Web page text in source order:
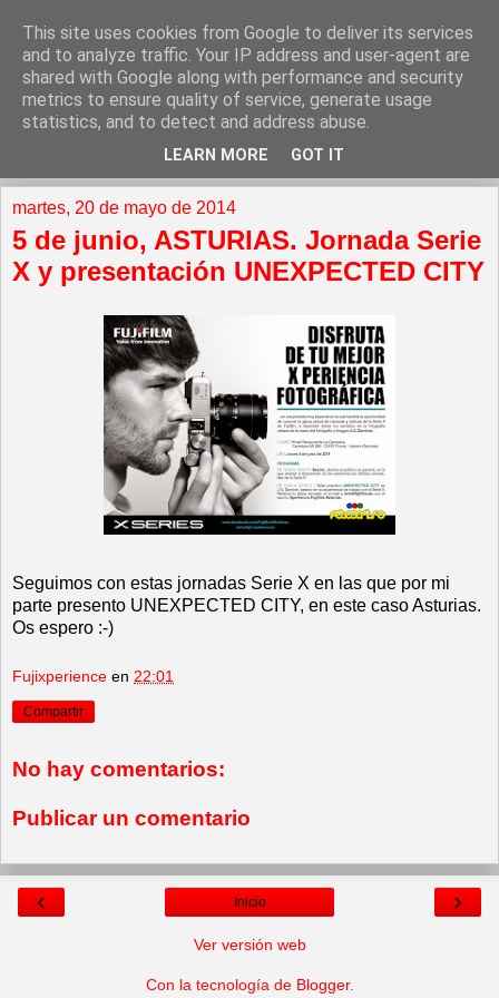
martes, 20 de mayo de 2014
5 de junio, ASTURIAS. Jornada Serie
X y presentación UNEXPECTED CITY
Seguimos con estas jornadas Serie X en las que por mi
parte presento UNEXPECTED CITY, en este caso Asturias.
Os espero :-)
Fujixperience en 22:01
Compartir
No hay comentarios:
Publicar un comentario
‹ ›
Inicio
Ver versión web
Con la tecnología de Blogger.
This site uses cookies from Google to deliver its services
and to analyze traffic. Your IP address and user-agent are
shared with Google along with performance and security
metrics to ensure quality of service, generate usage
statistics, and to detect and address abuse.
LEARN MORE GOT IT